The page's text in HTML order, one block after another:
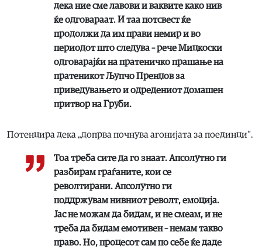
дека ние сме лавови и ваквите како нив
ќе одговараат. И таа потсвест ќе
продолжи да им прави немир и во
периодот што следува – рече Мицкоски
одговарајќи на пратеничко прашање на
пратеникот Љупчо Пренџов за
приведувањето и одредениот домашен
притвор на Груби.
Потенцира дека „допрва почнува агонијата за поединци“.
Тоа треба сите да го знаат. Апсолутно ги
разбирам граѓаните, кои се
револтирани. Апсолутно ги
поддржувам нивниот револт, емоција.
Јас не можам да бидам, и не смеам, и не
треба да бидам емотивен – немам такво
право. Но, процесот сам по себе ќе даде